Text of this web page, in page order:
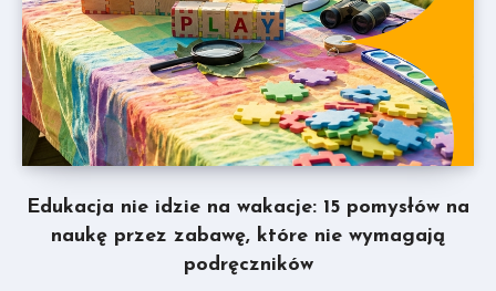
Edukacja nie idzie na wakacje: 15 pomysłów na
naukę przez zabawę, które nie wymagają
podręczników